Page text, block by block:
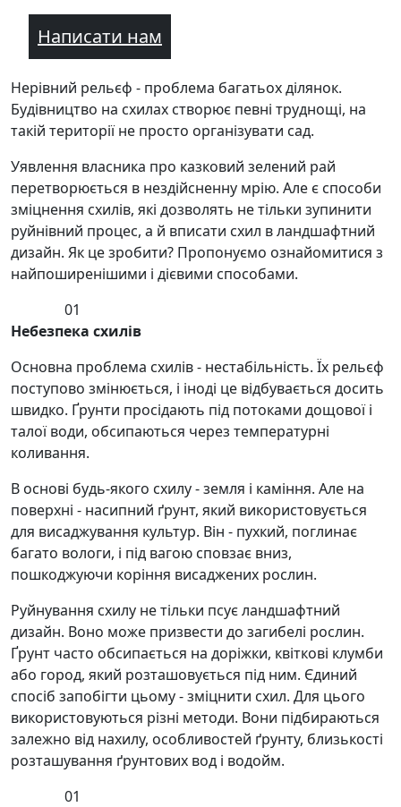
Написати нам
Нерівний рельєф - проблема багатьох ділянок.
Будівництво на схилах створює певні труднощі, на
такій території не просто організувати сад.
Уявлення власника про казковий зелений рай
перетворюється в нездійсненну мрію. Але є способи
зміцнення схилів, які дозволять не тільки зупинити
руйнівний процес, а й вписати схил в ландшафтний
дизайн. Як це зробити? Пропонуємо ознайомитися з
найпоширенішими і дієвими способами.
01
Небезпека схилів
Основна проблема схилів - нестабільність. Їх рельєф
поступово змінюється, і іноді це відбувається досить
швидко. Ґрунти просідають під потоками дощової і
талої води, обсипаються через температурні
коливання.
В основі будь-якого схилу - земля і каміння. Але на
поверхні - насипний ґрунт, який використовується
для висаджування культур. Він - пухкий, поглинає
багато вологи, і під вагою сповзає вниз,
пошкоджуючи коріння висаджених рослин.
Руйнування схилу не тільки псує ландшафтний
дизайн. Воно може призвести до загибелі рослин.
Ґрунт часто обсипається на доріжки, квіткові клумби
або город, який розташовується під ним. Єдиний
спосіб запобігти цьому - зміцнити схил. Для цього
використовуються різні методи. Вони підбираються
залежно від нахилу, особливостей ґрунту, близькості
розташування ґрунтових вод і водойм.
01